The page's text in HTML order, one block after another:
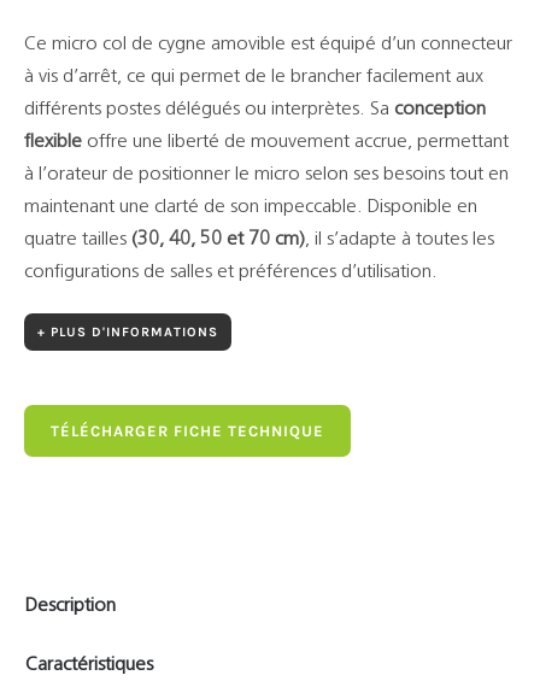
Ce micro col de cygne amovible est équipé d’un connecteur
à vis d’arrêt, ce qui permet de le brancher facilement aux
différents postes délégués ou interprètes. Sa conception
flexibleoffre une liberté de mouvement accrue, permettant
à l’orateur de positionner le micro selon ses besoins tout en
maintenant une clarté de son impeccable. Disponible en
quatre tailles (30, 40, 50 et 70 cm), il s’adapte à toutes les
configurations de salles et préférences d’utilisation.
+ PLUS D'INFORMATIONS
TÉLÉCHARGER FICHE TECHNIQUE
Description
Caractéristiques